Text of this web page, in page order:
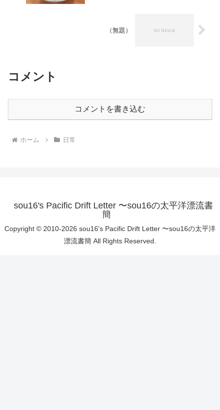
（無題）
コメント
コメントを書き込む
ホーム 日常
sou16's Pacific Drift Letter 〜sou16の太平洋漂流書
簡
Copyright © 2010-2026 sou16's Pacific Drift Letter 〜sou16の太平洋
漂流書簡 All Rights Reserved.